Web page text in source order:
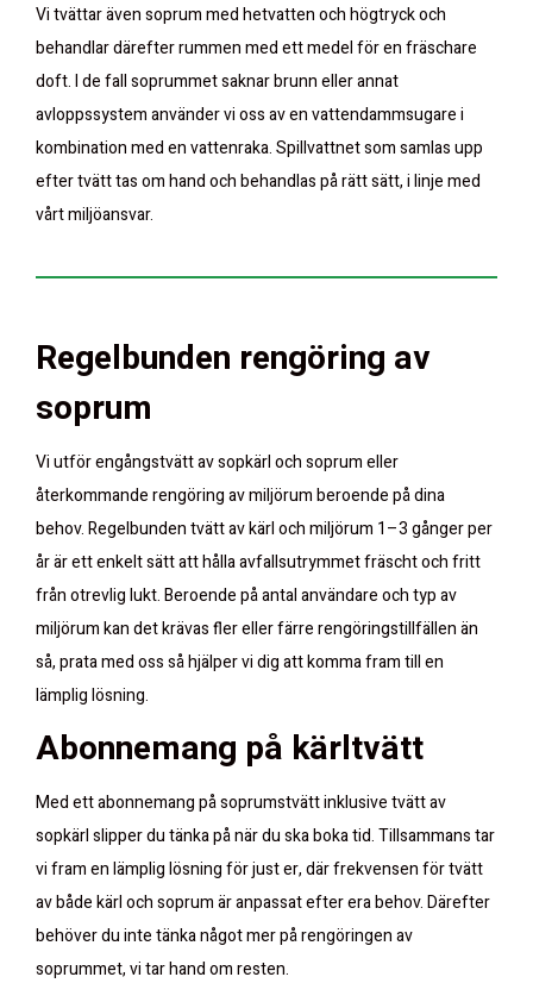
Vi tvättar även soprum med hetvatten och högtryck och
behandlar därefter rummen med ett medel för en fräschare
doft. I de fall soprummet saknar brunn eller annat
avloppssystem använder vi oss av en vattendammsugare i
kombination med en vattenraka. Spillvattnet som samlas upp
efter tvätt tas om hand och behandlas på rätt sätt, i linje med
vårt miljöansvar.
Regelbunden rengöring av
soprum
Vi utför engångstvätt av sopkärl och soprum eller
återkommande rengöring av miljörum beroende på dina
behov. Regelbunden tvätt av kärl och miljörum 1–3 gånger per
år är ett enkelt sätt att hålla avfallsutrymmet fräscht och fritt
från otrevlig lukt. Beroende på antal användare och typ av
miljörum kan det krävas fler eller färre rengöringstillfällen än
så, prata med oss så hjälper vi dig att komma fram till en
lämplig lösning.
Abonnemang på kärltvätt
Med ett abonnemang på soprumstvätt inklusive tvätt av
sopkärl slipper du tänka på när du ska boka tid. Tillsammans tar
vi fram en lämplig lösning för just er, där frekvensen för tvätt
av både kärl och soprum är anpassat efter era behov. Därefter
behöver du inte tänka något mer på rengöringen av
soprummet, vi tar hand om resten.